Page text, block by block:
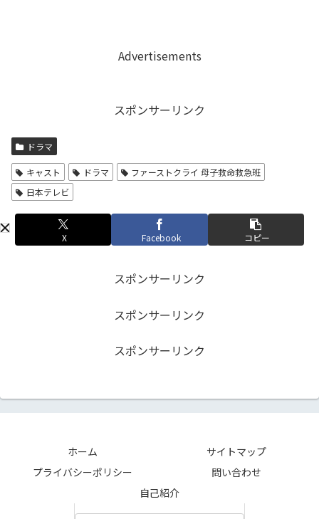
Advertisements
スポンサーリンク
ドラマ
キャスト ドラマ
ファーストクライ 母子救命救急班
日本テレビ
X Facebook コピー
スポンサーリンク
スポンサーリンク
スポンサーリンク
ホーム
サイトマップ
プライバシーポリシー
問い合わせ
自己紹介